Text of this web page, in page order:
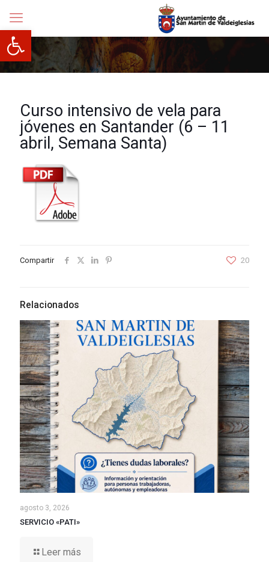
Abrir barra de herramientas
Curso intensivo de vela para
jóvenes en Santander (6 – 11
abril, Semana Santa)
Compartir 20
Relacionados
agosto 3, 2026
SERVICIO «PATI»
Leer más